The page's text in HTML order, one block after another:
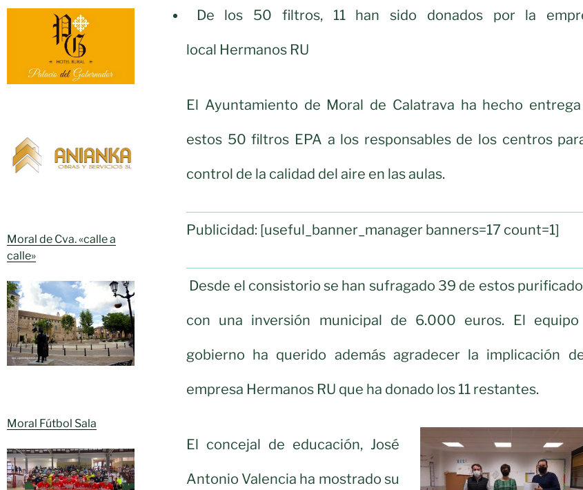
Moral de Cva. «calle a
calle»
Moral Fútbol Sala
De los 50 filtros, 11 han sido donados por la
local Hermanos RU
El Ayuntamiento de Moral de Calatrava ha hecho
estos 50 filtros EPA a los responsables de los centros
control de la calidad del aire en las aulas.
Publicidad: [useful_banner_manager banners=17 count=1]
Desde el consistorio se han sufragado 39 de estos
con una inversión municipal de 6.000 euros. El
gobierno ha querido además agradecer la implicación
empresa Hermanos RU que ha donado los 11 restantes.
El concejal de educación, José
Antonio Valencia ha mostrado su